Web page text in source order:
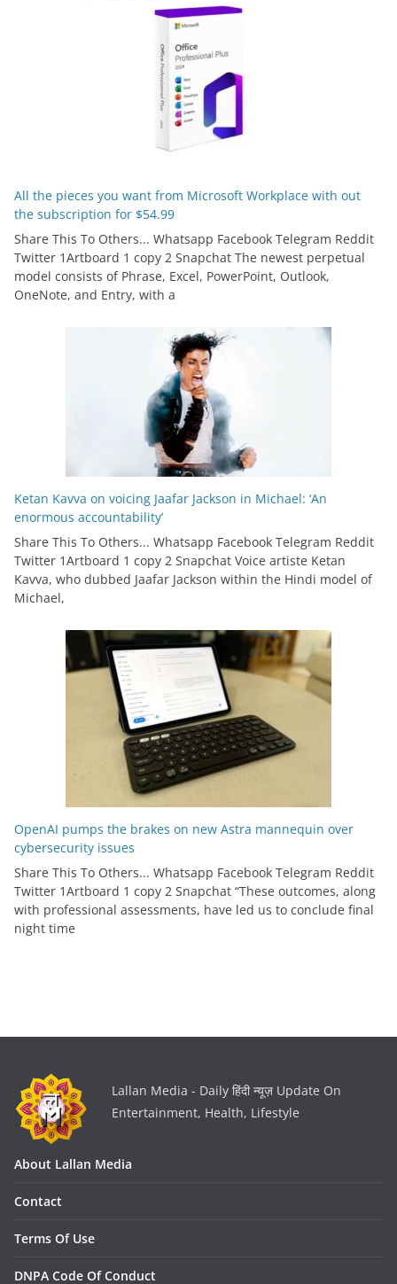
All the pieces you want from Microsoft Workplace with out
the subscription for $54.99
Share This To Others... Whatsapp Facebook Telegram Reddit
Twitter 1Artboard 1 copy 2 Snapchat The newest perpetual
model consists of Phrase, Excel, PowerPoint, Outlook,
OneNote, and Entry, with a
Ketan Kavva on voicing Jaafar Jackson in Michael: ‘An
enormous accountability’
Share This To Others... Whatsapp Facebook Telegram Reddit
Twitter 1Artboard 1 copy 2 Snapchat Voice artiste Ketan
Kavva, who dubbed Jaafar Jackson within the Hindi model of
Michael,
OpenAI pumps the brakes on new Astra mannequin over
cybersecurity issues
Share This To Others... Whatsapp Facebook Telegram Reddit
Twitter 1Artboard 1 copy 2 Snapchat “These outcomes, along
with professional assessments, have led us to conclude final
night time
Lallan Media - Daily हिंदी न्यूज़ Update On
Entertainment, Health, Lifestyle
About Lallan Media
Contact
Terms Of Use
DNPA Code Of Conduct